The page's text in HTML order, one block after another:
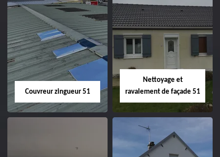
Charpentier 51
Changement de
velux 51
Couvreur zingueur 51
Nettoyage et
ravalement de façade 51